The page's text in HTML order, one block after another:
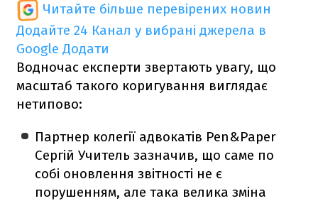
Читайте більше перевірених новин
Додайте 24 Канал у вибрані джерела в
Google Додати
Водночас експерти звертають увагу, що
масштаб такого коригування виглядає
нетипово:
Партнер колегії адвокатів Pen&Paper
Сергій Учитель зазначив, що саме по
собі оновлення звітності не є
порушенням, але така велика зміна